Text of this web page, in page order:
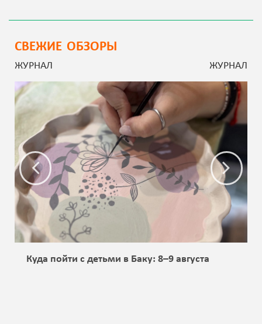
СВЕЖИЕ ОБЗОРЫ
ЖУРНАЛ ЖУРНАЛ
Куда пойти с детьми в Баку: 8–9 августа